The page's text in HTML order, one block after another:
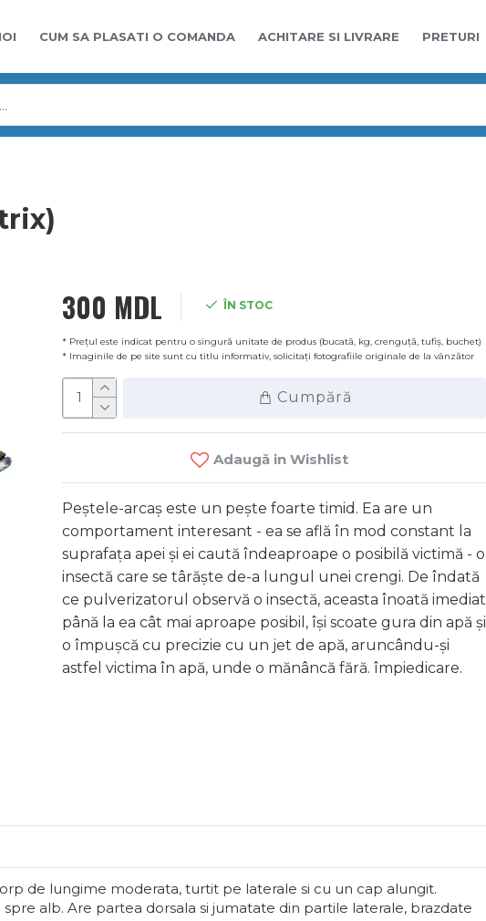
CUM SA PLASATI O COMANDA ACHITARE SI LIVRARE PRETURI
300 MDL ÎN STOC
* Prețul este indicat pentru o singură unitate de produs (bucată, kg, crenguță, tufiș, buchet)
* Imaginile de pe site sunt cu titlu informativ, solicitați fotografiile originale de la vânzător
Cumpără
Adaugă in Wishlist
Peștele-arcaș este un pește foarte timid. Ea are un
comportament interesant - ea se află în mod constant la
suprafața apei și ei caută îndeaproape o posibilă victimă - o
insectă care se târăște de-a lungul unei crengi. De îndată
ce pulverizatorul observă o insectă, aceasta înoată imediat
până la ea cât mai aproape posibil, își scoate gura din apă și
o împușcă cu precizie cu un jet de apă, aruncându-și
astfel victima în apă, unde o mănâncă fără. împiedicare.
de lungime moderata, turtit pe laterale si cu un cap alungit.
alb. Are partea dorsala si jumatate din partile laterale, brazdate
Botia lohachata
75 MDL